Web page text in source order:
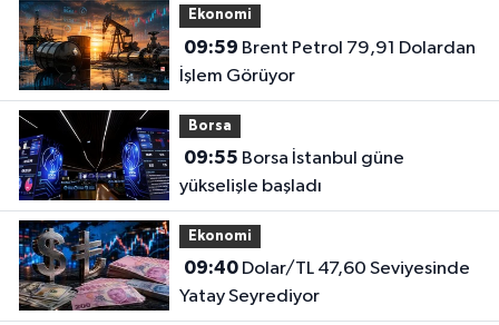
Ekonomi
09:59
İşlem Görüyor
Borsa
09:55
yükselişle başladı
Ekonomi
09:40Dolar/TL 47,60 Seviyesinde
Yatay Seyrediyor